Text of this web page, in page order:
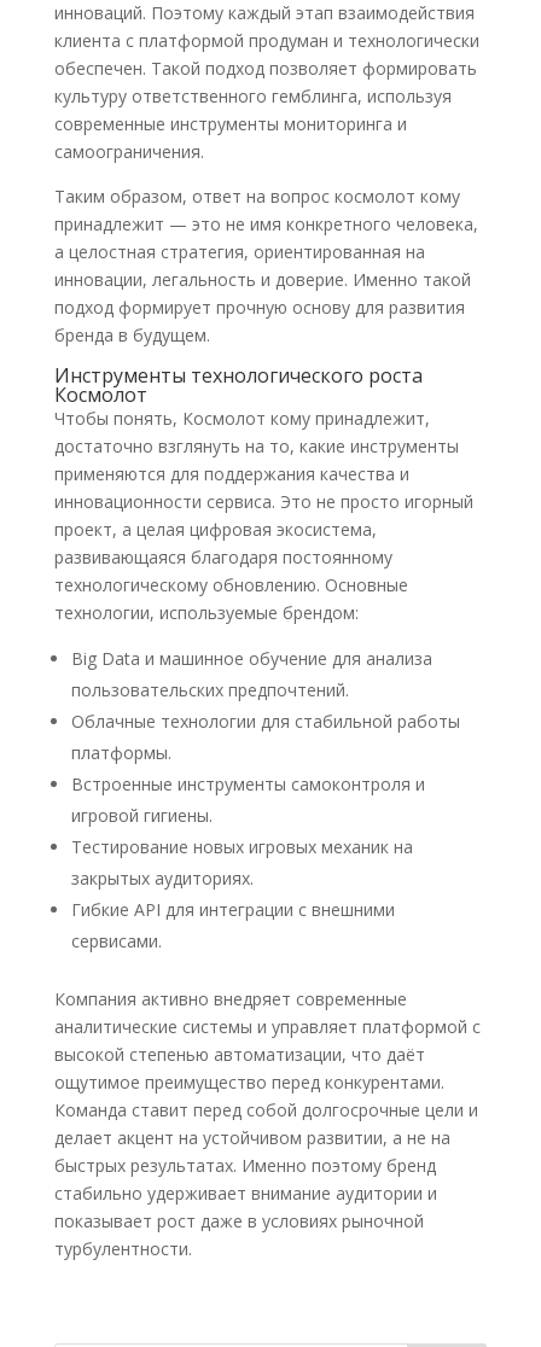
инноваций. Поэтому каждый этап взаимодействия
клиента с платформой продуман и технологически
обеспечен. Такой подход позволяет формировать
культуру ответственного гемблинга, используя
современные инструменты мониторинга и
самоограничения.
Таким образом, ответ на вопрос космолот кому
принадлежит — это не имя конкретного человека,
а целостная стратегия, ориентированная на
инновации, легальность и доверие. Именно такой
подход формирует прочную основу для развития
бренда в будущем.
Инструменты технологического роста
Космолот
Чтобы понять, Космолот кому принадлежит,
достаточно взглянуть на то, какие инструменты
применяются для поддержания качества и
инновационности сервиса. Это не просто игорный
проект, а целая цифровая экосистема,
развивающаяся благодаря постоянному
технологическому обновлению. Основные
технологии, используемые брендом:
Big Data и машинное обучение для анализа
пользовательских предпочтений.
Облачные технологии для стабильной работы
платформы.
Встроенные инструменты самоконтроля и
игровой гигиены.
Тестирование новых игровых механик на
закрытых аудиториях.
Гибкие API для интеграции с внешними
сервисами.
Компания активно внедряет современные
аналитические системы и управляет платформой с
высокой степенью автоматизации, что даёт
ощутимое преимущество перед конкурентами.
Команда ставит перед собой долгосрочные цели и
делает акцент на устойчивом развитии, а не на
быстрых результатах. Именно поэтому бренд
стабильно удерживает внимание аудитории и
показывает рост даже в условиях рыночной
турбулентности.